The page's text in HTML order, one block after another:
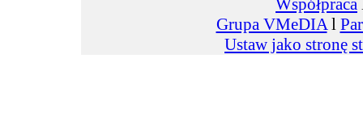
Współpraca
Grupa VMeDIAl
Ustaw jako stronę